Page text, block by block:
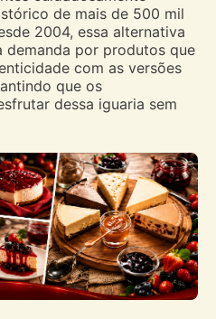
de mais de 500 mil
2004, essa alternativa
demanda por produtos que
com as versões
que os
dessa iguaria sem